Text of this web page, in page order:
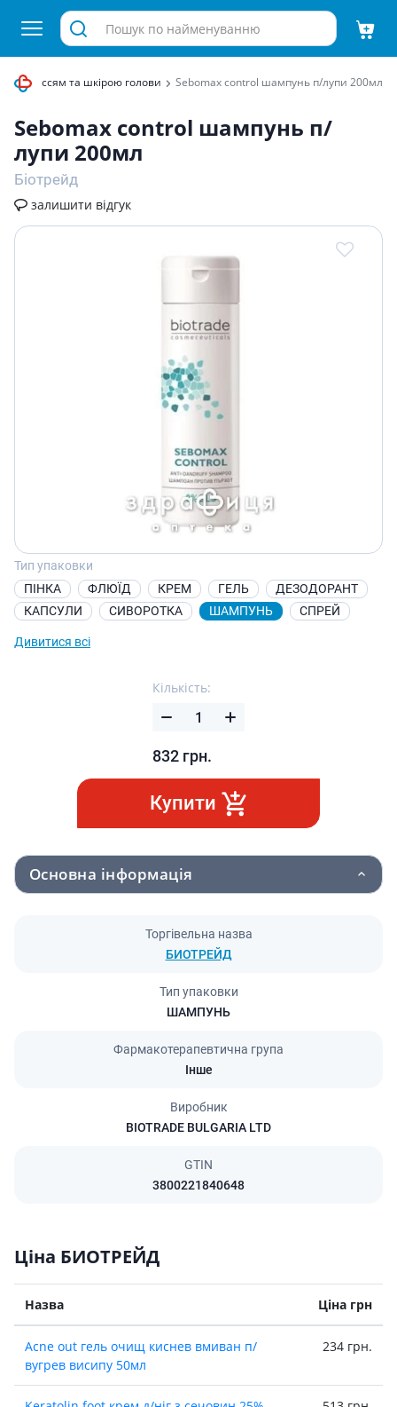
волоссям та шкірою голови Sebomax control шампунь п/лупи 200мл
Sebomax control шампунь п/
лупи 200мл
Біотрейд
залишити відгук
Тип упаковки
ПІНКА
ФЛЮЇД КРЕМ ГЕЛЬ
ДЕЗОДОРАНТ
КАПСУЛИ
СИВОРОТКА ШАМПУНЬ СПРЕЙ
Дивитися всі
Кількість:
832 грн.
Купити
Основна інформація
Торгівельна назва
БИОТРЕЙД
Тип упаковки
ШАМПУНЬ
Фармакотерапевтична група
Інше
Виробник
BIOTRADE BULGARIA LTD
GTIN
3800221840648
Ціна БИОТРЕЙД
Назва Ціна грн
Acne out гель очищ киснев вмиван п/
вугрев висипу 50мл
234 грн.